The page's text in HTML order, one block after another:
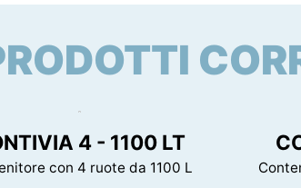
per questo
mm
4 - 1100 LT
con 4 ruote da 1100 L